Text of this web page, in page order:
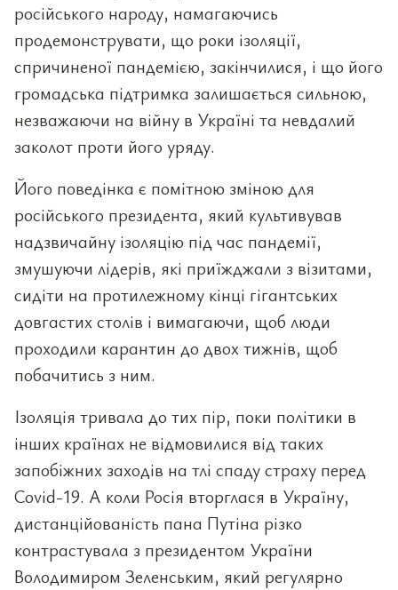
російського народу, намагаючись
продемонструвати, що роки ізоляції,
спричиненої пандемією, закінчилися, і що його
громадська підтримка залишається сильною,
незважаючи на війну в Україні та невдалий
заколот проти його уряду.
Його поведінка є помітною зміною для
російського президента, який культивував
надзвичайну ізоляцію під час пандемії,
змушуючи лідерів, які приїжджали з візитами,
сидіти на протилежному кінці гігантських
довгастих столів і вимагаючи, щоб люди
проходили карантин до двох тижнів, щоб
побачитись з ним.
Ізоляція тривала до тих пір, поки політики в
інших країнах не відмовилися від таких
запобіжних заходів на тлі спаду страху перед
Covid-19. А коли Росія вторглася в Україну,
дистанційованість пана Путіна різко
контрастувала з президентом України
Володимиром Зеленським, який регулярно